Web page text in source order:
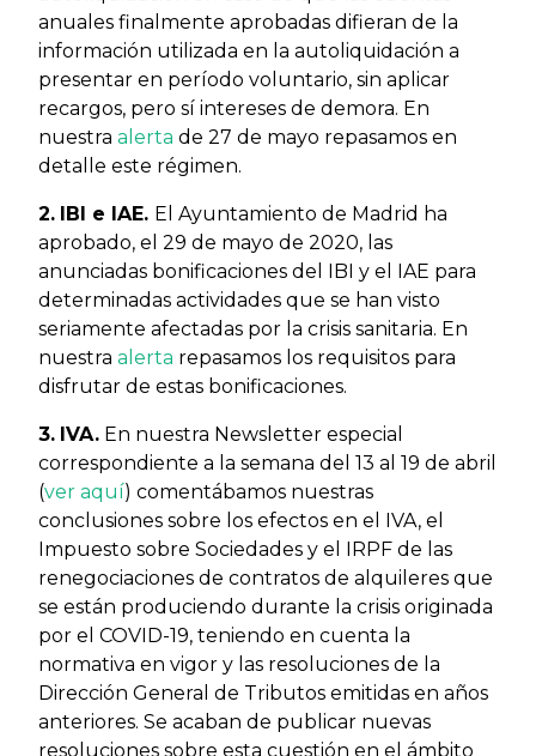
anuales finalmente aprobadas difieran de la
información utilizada en la autoliquidación a
presentar en período voluntario, sin aplicar
recargos, pero sí intereses de demora. En
nuestra alerta de 27 de mayo repasamos en
detalle este régimen.
2. IBI e IAE. El Ayuntamiento de Madrid ha
aprobado, el 29 de mayo de 2020, las
anunciadas bonificaciones del IBI y el IAE para
determinadas actividades que se han visto
seriamente afectadas por la crisis sanitaria. En
nuestra alerta repasamos los requisitos para
disfrutar de estas bonificaciones.
3. IVA. En nuestra Newsletter especial
correspondiente a la semana del 13 al 19 de abril
(ver aquí) comentábamos nuestras
conclusiones sobre los efectos en el IVA, el
Impuesto sobre Sociedades y el IRPF de las
renegociaciones de contratos de alquileres que
se están produciendo durante la crisis originada
por el COVID-19, teniendo en cuenta la
normativa en vigor y las resoluciones de la
Dirección General de Tributos emitidas en años
anteriores. Se acaban de publicar nuevas
resoluciones sobre esta cuestión en el ámbito